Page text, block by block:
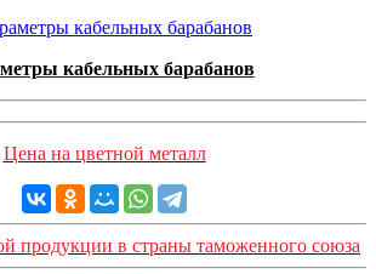
кабельных барабанов
Цена на цветной металл
продукции в страны таможенного союза